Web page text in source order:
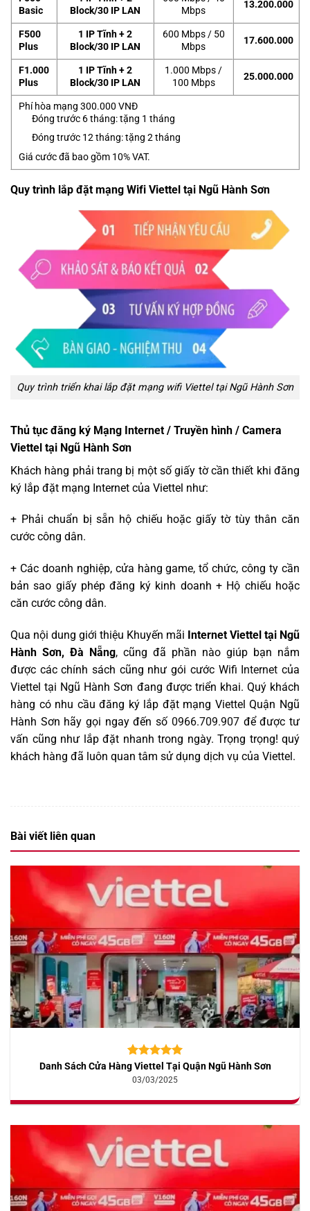
Basic
Block/30 IP LAN
Mbps
13.200.000
F500
Plus
1 IP Tĩnh + 2
Block/30 IP LAN
600 Mbps / 50
Mbps
17.600.000
F1.000
Plus
1 IP Tĩnh + 2
Block/30 IP LAN
1.000 Mbps /
100 Mbps
25.000.000
Phí hòa mạng 300.000 VNĐ
Đóng trước 6 tháng: tặng 1 tháng
Đóng trước 12 tháng: tặng 2 tháng
Giá cước đã bao gồm 10% VAT.
Quy trình lắp đặt mạng Wifi Viettel tại Ngũ Hành Sơn
Quy trình triển khai lắp đặt mạng wifi Viettel tại Ngũ Hành Sơn
Thủ tục đăng ký Mạng Internet / Truyền hình / Camera
Viettel tại Ngũ Hành Sơn
Khách hàng phải trang bị một số giấy tờ cần thiết khi đăng
ký lắp đặt mạng Internet của Viettel như:
+ Phải chuẩn bị sẵn hộ chiếu hoặc giấy tờ tùy thân căn
cước công dân.
+ Các doanh nghiệp, cửa hàng game, tổ chức, công ty cần
bản sao giấy phép đăng ký kinh doanh + Hộ chiếu hoặc
căn cước công dân.
Qua nội dung giới thiệu Khuyến mãi Internet Viettel tại Ngũ
Hành Sơn, Đà Nẵng, cũng đã phần nào giúp bạn nắm
được các chính sách cũng như gói cước Wifi Internet của
Viettel tại Ngũ Hành Sơn đang được triển khai. Quý khách
hàng có nhu cầu đăng ký lắp đặt mạng Viettel Quận Ngũ
Hành Sơn hãy gọi ngay đến số 0966.709.907để được tư
vấn cũng như lắp đặt nhanh trong ngày. Trọng trọng! quý
khách hàng đã luôn quan tâm sử dụng dịch vụ của Viettel.
Bài viết liên quan
5.00trên 5
dựa trên
10
Danh Sách Cửa Hàng Viettel Tại Quận Ngũ Hành Sơn
03/03/2025